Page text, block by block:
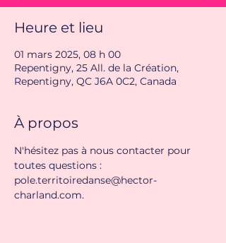
Heure et lieu
01 mars 2025, 08 h 00
Repentigny, 25 All. de la Création,
Repentigny, QC J6A 0C2, Canada
À propos
N'hésitez pas à nous contacter pour
toutes questions :
pole.territoiredanse@hector-
charland.com.